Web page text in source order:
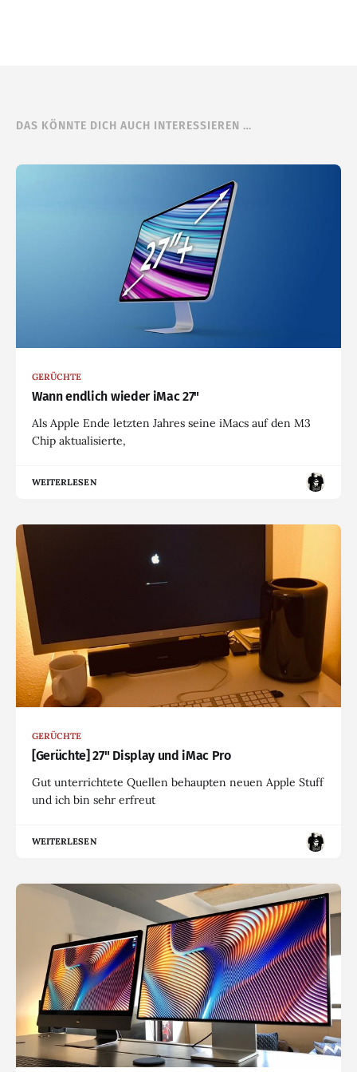
DAS KÖNNTE DICH AUCH INTERESSIEREN …
GERÜCHTE
Wann endlich wieder iMac 27"
Als Apple Ende letzten Jahres seine iMacs auf den M3
Chip aktualisierte,
WEITERLESEN
GERÜCHTE
[Gerüchte] 27" Display und iMac Pro
Gut unterrichtete Quellen behaupten neuen Apple Stuff
und ich bin sehr erfreut
WEITERLESEN